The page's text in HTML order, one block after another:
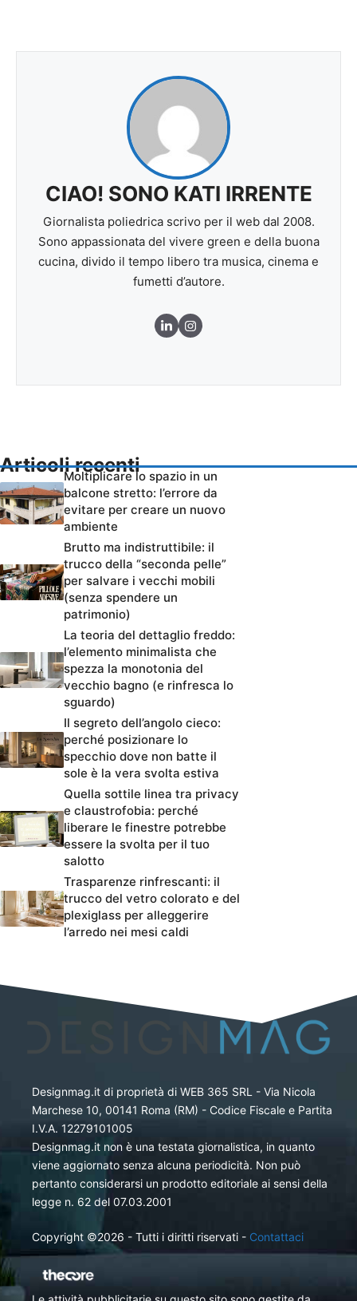
CIAO! SONO KATI IRRENTE
Giornalista poliedrica scrivo per il web dal 2008.
Sono appassionata del vivere green e della buona
cucina, divido il tempo libero tra musica, cinema e
fumetti d’autore.
Articoli recenti
Moltiplicare lo spazio in un
balcone stretto: l’errore da
evitare per creare un nuovo
ambiente
Brutto ma indistruttibile: il
trucco della “seconda pelle”
per salvare i vecchi mobili
(senza spendere un
patrimonio)
La teoria del dettaglio freddo:
l’elemento minimalista che
spezza la monotonia del
vecchio bagno (e rinfresca lo
sguardo)
Il segreto dell’angolo cieco:
perché posizionare lo
specchio dove non batte il
sole è la vera svolta estiva
Quella sottile linea tra privacy
e claustrofobia: perché
liberare le finestre potrebbe
essere la svolta per il tuo
salotto
Trasparenze rinfrescanti: il
trucco del vetro colorato e del
plexiglass per alleggerire
l’arredo nei mesi caldi
Designmag.it di proprietà di WEB 365 SRL - Via Nicola
Marchese 10, 00141 Roma (RM) - Codice Fiscale e Partita
I.V.A. 12279101005
Designmag.it non è una testata giornalistica, in quanto
viene aggiornato senza alcuna periodicità. Non può
pertanto considerarsi un prodotto editoriale ai sensi della
legge n. 62 del 07.03.2001
Copyright ©2026 - Tutti i diritti riservati - Contattaci